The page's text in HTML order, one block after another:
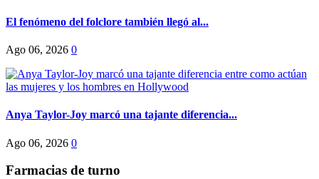
El fenómeno del folclore también llegó al...
Ago 06, 2026 0
Anya Taylor-Joy marcó una tajante diferencia...
Ago 06, 2026 0
Farmacias de turno